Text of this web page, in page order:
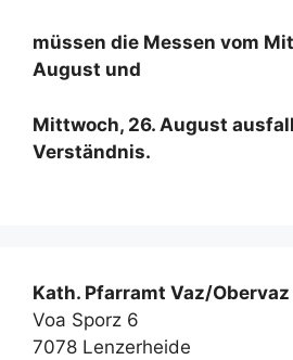
müssen die Messen vom
August und
Mittwoch, 26. August
Verständnis.
Kath. Pfarramt Vaz/Obervaz
Voa Sporz 6
7078 Lenzerheide